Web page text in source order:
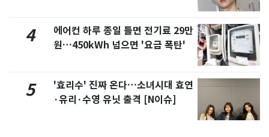
4
에어컨 하루 종일 틀면 전기료 29만
원…450kWh 넘으면 '요금 폭탄'
5
'효리수' 진짜 온다…소녀시대 효연
·유리·수영 유닛 출격 [N이슈]